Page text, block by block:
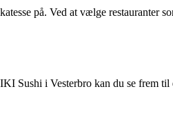
på. Ved at vælge restauranter
Sushi i Vesterbro kan du se frem